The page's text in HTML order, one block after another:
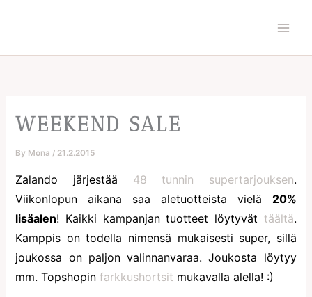
WEEKEND SALE
By Mona / 21.2.2015
Zalando järjestää 48 tunnin supertarjouksen.
Viikonlopun aikana saa aletuotteista vielä 20%
lisäalen! Kaikki kampanjan tuotteet löytyvät täältä.
Kamppis on todella nimensä mukaisesti super, sillä
joukossa on paljon valinnanvaraa. Joukosta löytyy
mm. Topshopinfarkkushortsit mukavalla alella! :)